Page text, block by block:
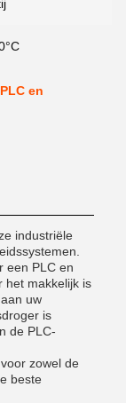
en
industriële
een PLC en
het makkelijk is
uw
is
de PLC-
zowel de
beste